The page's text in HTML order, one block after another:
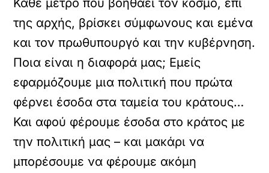
της αρχής, βρίσκει σύμφωνους και εμένα
και τον πρωθυπουργό και την κυβέρνηση.
Ποια είναι η διαφορά μας; Εμείς
εφαρμόζουμε μια πολιτική που πρώτα
φέρνει έσοδα στα ταμεία του κράτους…
Και αφού φέρουμε έσοδα στο κράτος με
την πολιτική μας – και μακάρι να
μπορέσουμε να φέρουμε ακόμη
X /
ά
ν
τ
ε
λ